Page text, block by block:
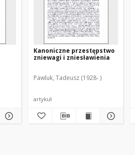
Kanoniczne przestępstwo
zniewagi i zniesławienia
Pawluk, Tadeusz (1928- )
artykuł